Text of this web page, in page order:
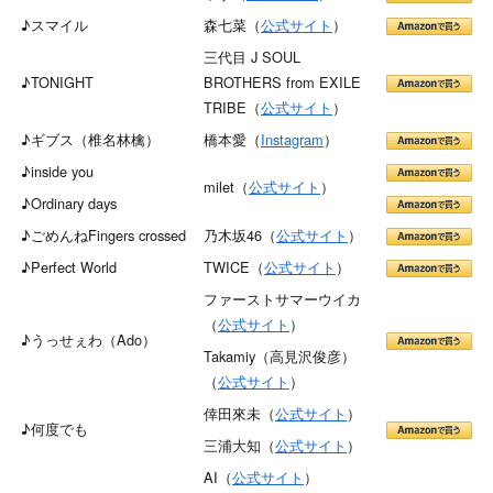
♪スマイル
森七菜（公式サイト ）
♪TONIGHT
三代目 J SOUL
BROTHERS from EXILE
TRIBE（公式サイト ）
♪ギブス（椎名林檎）
橋本愛（Instagram）
♪inside you
milet（公式サイト ）
♪Ordinary days
♪ごめんねFingers crossed
乃木坂46（公式サイト ）
♪Perfect World
TWICE（公式サイト ）
♪うっせぇわ（Ado）
ファーストサマーウイカ
（公式サイト ）
Takamiy（高見沢俊彦）
（公式サイト ）
♪何度でも
倖田來未（公式サイト ）
三浦大知（公式サイト ）
AI（公式サイト ）